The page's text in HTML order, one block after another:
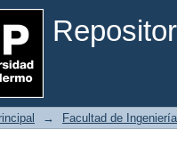
por: Materia
→ Facultad de Ingeniería